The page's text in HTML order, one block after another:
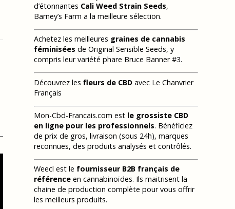
d’étonnantes Cali Weed Strain Seeds,
Barney’s Farm a la meilleure sélection.
Achetez les meilleures graines de cannabis
féminisées de Original Sensible Seeds, y
compris leur variété phare Bruce Banner #3.
Découvrez les fleurs de CBD avec Le Chanvrier
Français
Mon-Cbd-Francais.com est le grossiste CBD
en ligne pour les professionnels. Bénéficiez
de prix de gros, livraison (sous 24h), marques
reconnues, des produits analysés et contrôlés.
Weecl est le fournisseur B2B français de
référence en cannabinoïdes. Ils maitrisent la
chaine de production complète pour vous offrir
les meilleurs produits.